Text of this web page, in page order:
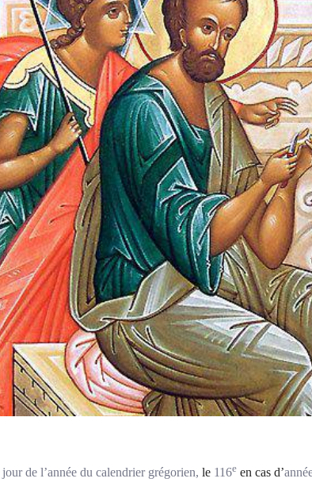
jour de l’année du calendrier grégorien, le 116e en cas d’